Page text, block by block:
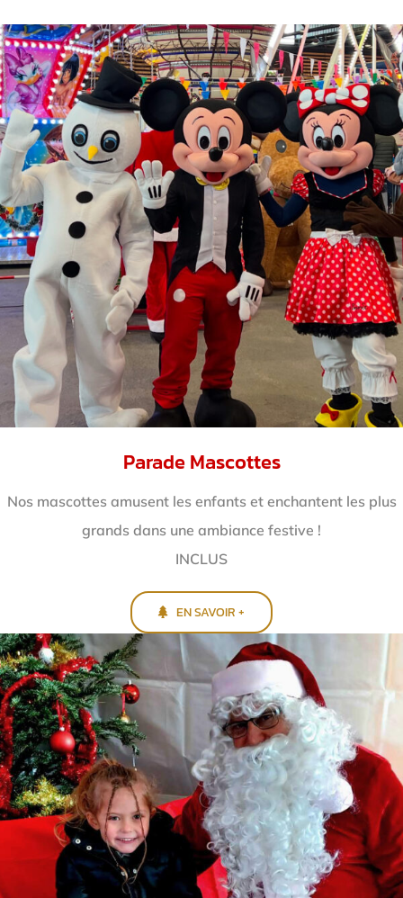
Parade Mascottes
Nos mascottes amusent les enfants et enchantent les plus
grands dans une ambiance festive !
INCLUS
EN SAVOIR +